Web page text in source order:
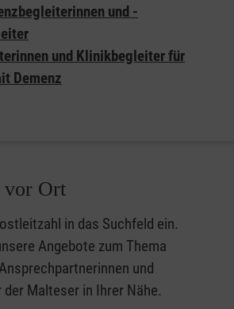
und -
und Klinikbegleiter für
Demenz
Ort
in das Suchfeld ein.
Angebote zum Thema
und
Malteser in Ihrer Nähe.